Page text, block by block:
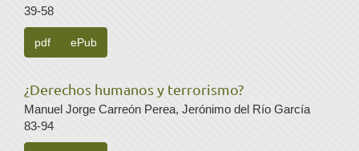
39-58
pdf ePub
¿Derechos humanos y terrorismo?
Manuel Jorge Carreón Perea, Jerónimo del Río García
83-94